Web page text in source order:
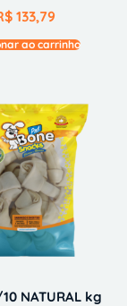
133,79
ao carrinho
NATURAL kg